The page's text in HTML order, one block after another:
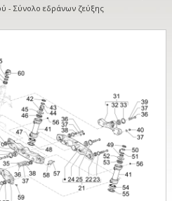
- Σύνολο εδράνων ζεύξης